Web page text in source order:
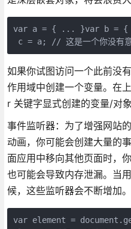
var a = { ... }var b =
如果你试图访问一个此前没
作用域中创建一个变量。在
r 关键字显式创建的变量/对象
事件监听器：为了增强网站
动画，你可能会创建大量的
面应用中移向其他页面时，
也可能会导致内存泄漏。当
候，这些监听器会不断增加。
var element =